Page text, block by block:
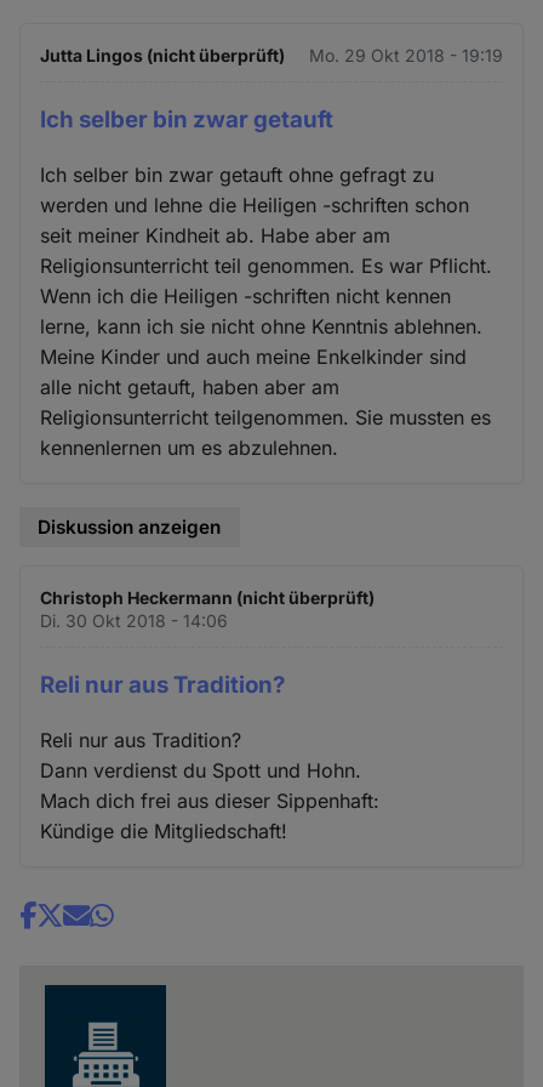
Jutta Lingos (nicht überprüft) Mo. 29 Okt 2018 - 19:19
Ich selber bin zwar getauft
Ich selber bin zwar getauft ohne gefragt zu
werden und lehne die Heiligen -schriften schon
seit meiner Kindheit ab. Habe aber am
Religionsunterricht teil genommen. Es war Pflicht.
Wenn ich die Heiligen -schriften nicht kennen
lerne, kann ich sie nicht ohne Kenntnis ablehnen.
Meine Kinder und auch meine Enkelkinder sind
alle nicht getauft, haben aber am
Religionsunterricht teilgenommen. Sie mussten es
kennenlernen um es abzulehnen.
Diskussion anzeigen
Christoph Heckermann (nicht überprüft)
Di. 30 Okt 2018 - 14:06
Reli nur aus Tradition?
Reli nur aus Tradition?
Dann verdienst du Spott und Hohn.
Mach dich frei aus dieser Sippenhaft:
Kündige die Mitgliedschaft!
Share